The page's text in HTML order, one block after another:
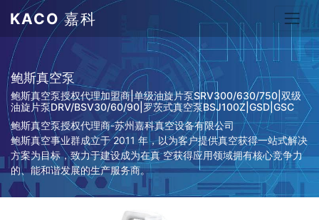
KACO嘉科
鲍斯真空泵
鲍斯真空泵授权代理加盟商|单级油旋片泵SRV300/630/750|双级
油旋片泵DRV/BSV30/60/90|罗茨式真空泵BSJ100Z|GSD|GSC
鲍斯真空泵授权代理商-苏州嘉科真空设备有限公司
鲍斯真空事业群成立于 2011 年，以为客户提供真空获得一站式解决
方案为目标，致力于建设成为在真 空获得应用领域拥有核心竞争力
的、能和谐发展的生产服务商。